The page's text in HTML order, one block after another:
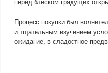
Процесс покупки был
и тщательным изучением
ожидание, в сладостное